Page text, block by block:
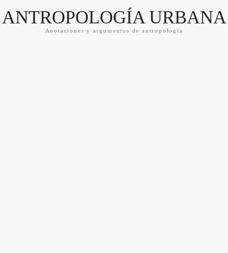
ANTROPOLOGÍA URBANA
Anotaciones y argumentos de antropología